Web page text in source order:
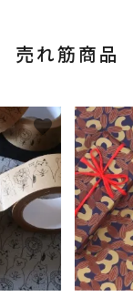
売れ筋商品
favorite